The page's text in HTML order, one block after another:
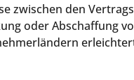
zwischen den
oder Abschaffung